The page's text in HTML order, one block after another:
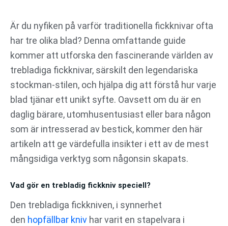
innehåll
Är du nyfiken på varför traditionella fickknivar ofta
har tre olika blad? Denna omfattande guide
kommer att utforska den fascinerande världen av
trebladiga fickknivar, särskilt den legendariska
stockman-stilen, och hjälpa dig att förstå hur varje
blad tjänar ett unikt syfte. Oavsett om du är en
daglig bärare, utomhusentusiast eller bara någon
som är intresserad av bestick, kommer den här
artikeln att ge värdefulla insikter i ett av de mest
mångsidiga verktyg som någonsin skapats.
Vad gör en trebladig fickkniv speciell?
Den trebladiga fickkniven, i synnerhet
den hopfällbar kniv har varit en stapelvara i